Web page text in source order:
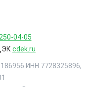
04-05
cdek.ru
ИНН 7728325896,